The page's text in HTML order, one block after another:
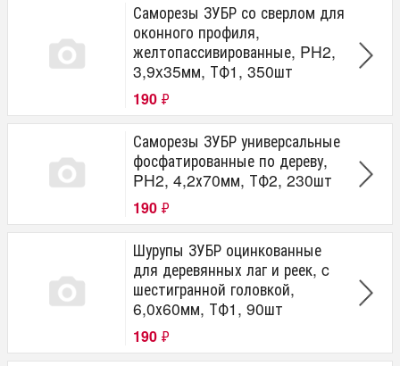
Саморезы ЗУБР со сверлом для
оконного профиля,
желтопассивированные, PH2,
3,9x35мм, ТФ1, 350шт
190 ₽
Саморезы ЗУБР универсальные
фосфатированные по дереву,
PH2, 4,2х70мм, ТФ2, 230шт
190 ₽
Шурупы ЗУБР оцинкованные
для деревянных лаг и реек, c
шестигранной головкой,
6,0х60мм, ТФ1, 90шт
190 ₽